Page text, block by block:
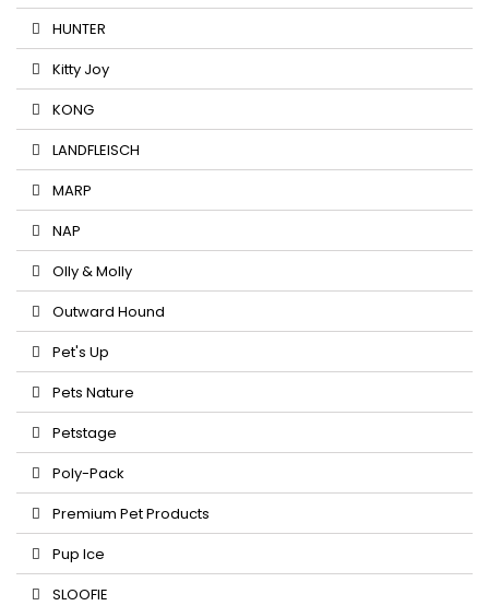
HUNTER
Kitty Joy
KONG
LANDFLEISCH
MARP
NAP
Olly & Molly
Outward Hound
Pet's Up
Pets Nature
Petstage
Poly-Pack
Premium Pet Products
Pup Ice
SLOOFIE